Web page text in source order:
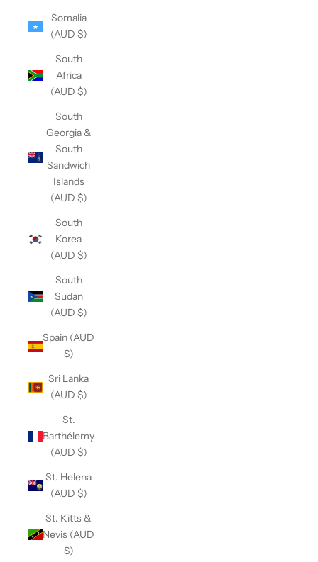
Somalia
(AUD $)
South
Africa
(AUD $)
South
Georgia &
South
Sandwich
Islands
(AUD $)
South
Korea
(AUD $)
South
Sudan
(AUD $)
Spain (AUD
$)
Sri Lanka
(AUD $)
St.
Barthélemy
(AUD $)
St. Helena
(AUD $)
St. Kitts &
Nevis (AUD
$)